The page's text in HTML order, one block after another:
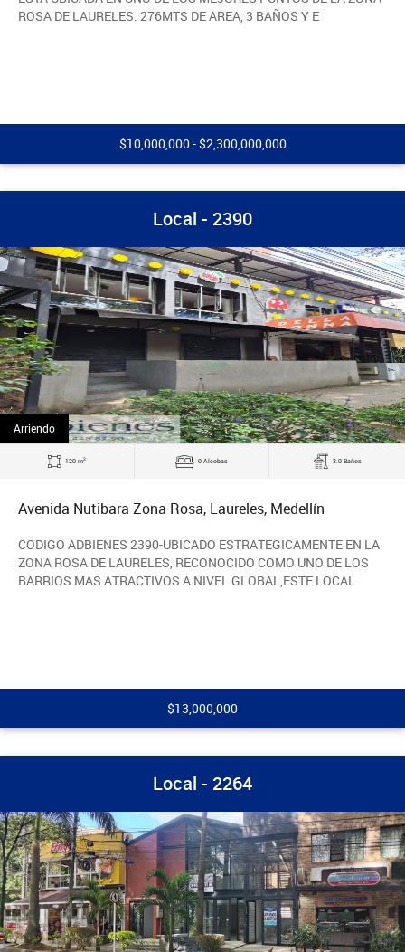
ROSA DE LAURELES. 276MTS DE AREA, 3 BAÑOS Y E
$10,000,000 - $2,300,000,000
Local - 2390
Arriendo
120 m2 0 Alcobas 3.0 Baños
Avenida Nutibara Zona Rosa, Laureles, Medellín
CODIGO ADBIENES 2390-UBICADO ESTRATEGICAMENTE EN LA
ZONA ROSA DE LAURELES, RECONOCIDO COMO UNO DE LOS
BARRIOS MAS ATRACTIVOS A NIVEL GLOBAL,ESTE LOCAL
$13,000,000
Local - 2264